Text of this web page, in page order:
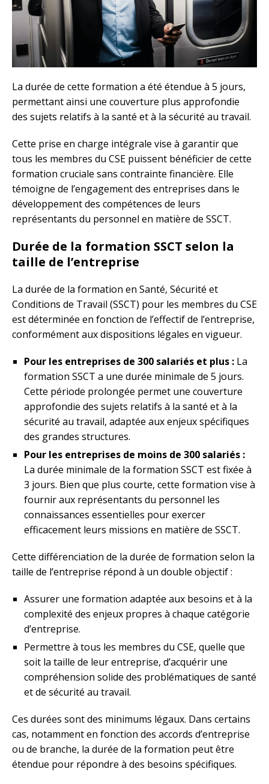
La durée de cette formation a été étendue à 5 jours,
permettant ainsi une couverture plus approfondie
des sujets relatifs à la santé et à la sécurité au travail.
Cette prise en charge intégrale vise à garantir que
tous les membres du CSE puissent bénéficier de cette
formation cruciale sans contrainte financière. Elle
témoigne de l’engagement des entreprises dans le
développement des compétences de leurs
représentants du personnel en matière de SSCT.
Durée de la formation SSCT selon la
taille de l’entreprise
La durée de la formation en Santé, Sécurité et
Conditions de Travail (SSCT) pour les membres du CSE
est déterminée en fonction de l’effectif de l’entreprise,
conformément aux dispositions légales en vigueur.
Pour les entreprises de 300 salariés et plus : La
formation SSCT a une durée minimale de 5 jours.
Cette période prolongée permet une couverture
approfondie des sujets relatifs à la santé et à la
sécurité au travail, adaptée aux enjeux spécifiques
des grandes structures.
Pour les entreprises de moins de 300 salariés :
La durée minimale de la formation SSCT est fixée à
3 jours. Bien que plus courte, cette formation vise à
fournir aux représentants du personnel les
connaissances essentielles pour exercer
efficacement leurs missions en matière de SSCT.
Cette différenciation de la durée de formation selon la
taille de l’entreprise répond à un double objectif :
Assurer une formation adaptée aux besoins et à la
complexité des enjeux propres à chaque catégorie
d’entreprise.
Permettre à tous les membres du CSE, quelle que
soit la taille de leur entreprise, d’acquérir une
compréhension solide des problématiques de santé
et de sécurité au travail.
Ces durées sont des minimums légaux. Dans certains
cas, notamment en fonction des accords d’entreprise
ou de branche, la durée de la formation peut être
étendue pour répondre à des besoins spécifiques.